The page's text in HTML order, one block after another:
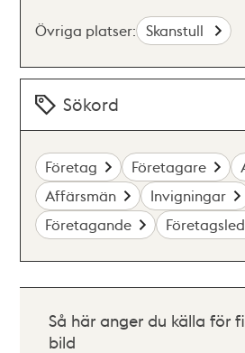
Övriga platser: Skanstull
Sökord
Företag Företagare
Affärsmän
Invigningar
Företagande
Så här anger du källa för
bild